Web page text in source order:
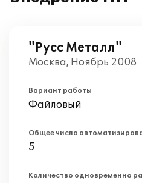
"Русс Металл"
Москва, Ноябрь 2008
Вариант работы
Файловый
Общее число
5
Количество одновременно